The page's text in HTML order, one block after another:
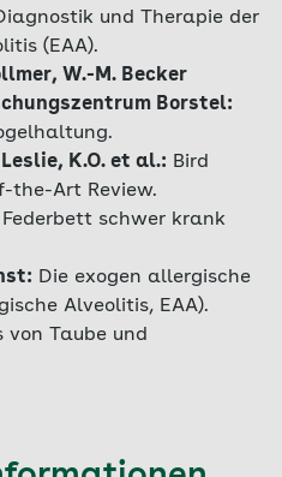
und Therapie der
(EAA).
W.-M. Becker
Borstel:
K.O. et al.: Bird
the-Art Review.
schwer krank
Die exogen allergische
Alveolitis, EAA).
von Taube und